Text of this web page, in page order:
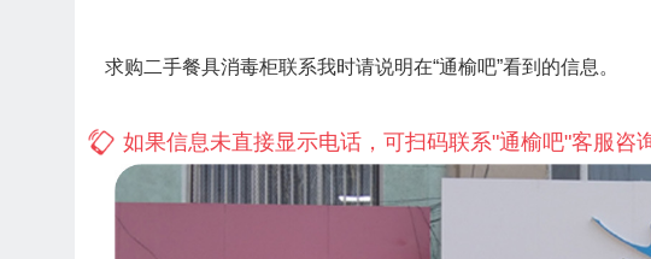
求购二手餐具消毒柜联系我时请说明在“通榆吧”看到的信息。
如果信息未直接显示电话，可扫码联系"通榆吧"客服咨